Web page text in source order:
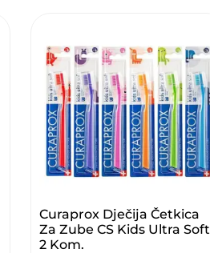
Curaprox Dječija Četkica
Za Zube CS Kids Ultra Soft
2 Kom.